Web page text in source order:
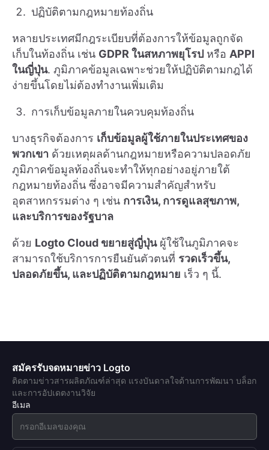
ปฏิบัติตามกฎหมายท้องถิ่น
หลายประเทศมีกฎระเบียบที่ต้องการให้ข้อมูลถูกจัด
เก็บในท้องถิ่น เช่น GDPR ในสหภาพยุโรป หรือ APPI
ในญี่ปุ่น. ภูมิภาคข้อมูลเฉพาะช่วยให้ปฏิบัติตามกฎได้
ง่ายขึ้นโดยไม่ต้องทำงานเพิ่มเติม
การเก็บข้อมูลภายในควบคุมท้องถิ่น
บางธุรกิจต้องการ เก็บข้อมูลผู้ใช้ภายในประเทศของ
พวกเขา ด้วยเหตุผลด้านกฎหมายหรือความปลอดภัย
ภูมิภาคข้อมูลท้องถิ่นจะทำให้ทุกอย่างอยู่ภายใต้
กฎหมายท้องถิ่น ซึ่งอาจมีความสำคัญสำหรับ
อุตสาหกรรมต่าง ๆ เช่น การเงิน, การดูแลสุขภาพ,
และบริการของรัฐบาล
ด้วย Logto Cloud ขยายสู่ญี่ปุ่นผู้ใช้ในภูมิภาคจะ
สามารถใช้บริการการยืนยันตัวตนที่ รวดเร็วขึ้น,
ปลอดภัยขึ้น, และปฏิบัติตามกฎหมาย เร็ว ๆ นี้.
สมัครรับจดหมายข่าว Logto
ติดตามข่าวสารผลิตภัณฑ์ล่าสุด แรงบันดาลใจด้านการพัฒนา บล็อก
และการอัปเดตงานวิจัย
อีเมล